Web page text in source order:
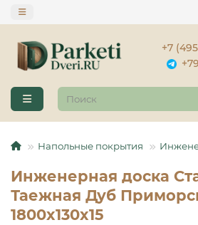
+7
Напольные покрытия
Инженерная доска
Таежная Дуб
1800x130x15